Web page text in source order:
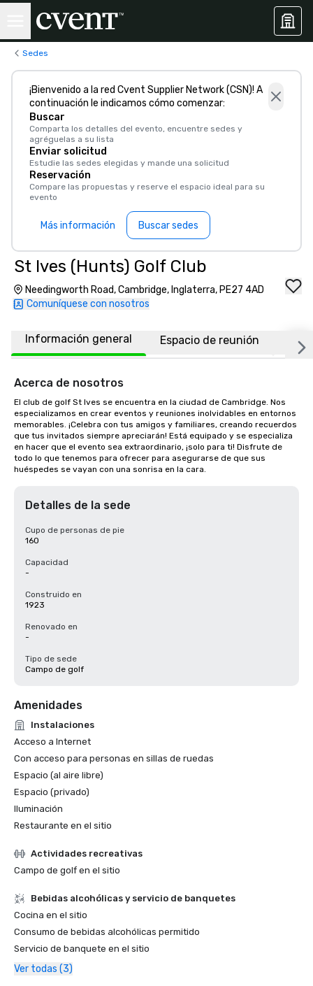
Sedes
¡Bienvenido a la red Cvent Supplier Network (CSN)! A
continuación le indicamos cómo comenzar:
Buscar
Comparta los detalles del evento, encuentre sedes y
agréguelas a su lista
Enviar solicitud
Estudie las sedes elegidas y mande una solicitud
Reservación
Compare las propuestas y reserve el espacio ideal para su
evento
Más información Buscar sedes
St Ives (Hunts) Golf Club
Needingworth Road, Cambridge, Inglaterra, PE27 4AD
Comuníquese con nosotros
Información general Espacio de reunión
Acerca de nosotros
El club de golf St Ives se encuentra en la ciudad de Cambridge. Nos
especializamos en crear eventos y reuniones inolvidables en entornos
memorables. ¡Celebra con tus amigos y familiares, creando recuerdos
que tus invitados siempre apreciarán! Está equipado y se especializa
en hacer que el evento sea extraordinario, ¡solo para ti! Disfrute de
todo lo que tenemos para ofrecer para asegurarse de que sus
huéspedes se vayan con una sonrisa en la cara.
Detalles de la sede
Cupo de personas de pie
160
Capacidad
-
Construido en
1923
Renovado en
-
Tipo de sede
Campo de golf
Amenidades
Instalaciones
Acceso a Internet
Con acceso para personas en sillas de ruedas
Espacio (al aire libre)
Espacio (privado)
Iluminación
Restaurante en el sitio
Actividades recreativas
Campo de golf en el sitio
Bebidas alcohólicas y servicio de banquetes
Cocina en el sitio
Consumo de bebidas alcohólicas permitido
Servicio de banquete en el sitio
Ver todas (3)